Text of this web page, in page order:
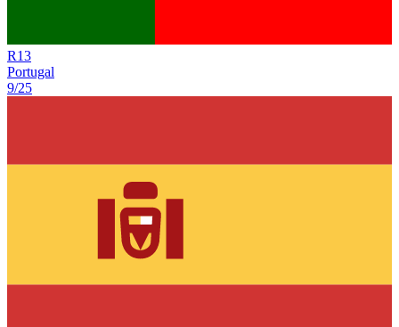
R13
Portugal
9/25